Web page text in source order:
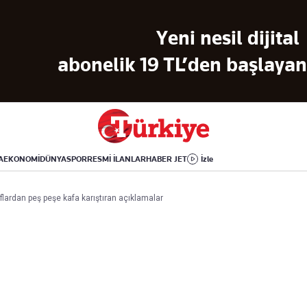
Yeni nesil dijital
abonelik 19 TL’den
EKONOMİDÜNYASPORRESMİ İLANLARHABER JET İzle
Amerika
İsrail-Gazze
Yemek
Aktüel
Sinema
Kitap
peş peşe kafa karıştıran açıklamalar